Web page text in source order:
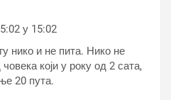
у 15:02
нико и не пита. Нико не
који у року од 2 сата,
20 пута.